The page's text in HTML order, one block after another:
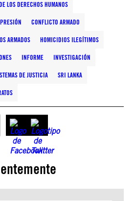
LOS DERECHOS HUMANOS
CONFLICTO ARMADO
ARMADOS HOMICIDIOS ILEGÍTIMOS
INFORME INVESTIGACIÓN
DE JUSTICIA SRI LANKA